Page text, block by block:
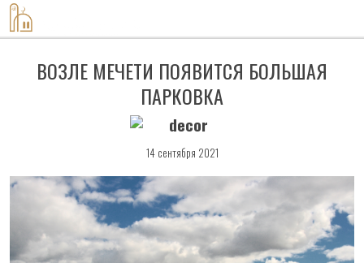
ВОЗЛЕ МЕЧЕТИ ПОЯВИТСЯ БОЛЬШАЯ
ПАРКОВКА
14 сентября 2021